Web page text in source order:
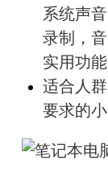
系统声
录制，
实用功能
适合人
要求的